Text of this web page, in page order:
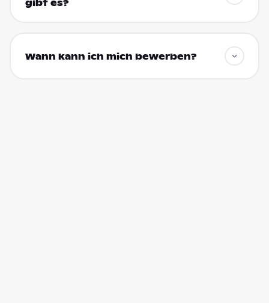
gibt es?
Wann kann ich mich bewerben?